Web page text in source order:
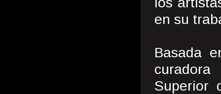
en su
Basada
Superior